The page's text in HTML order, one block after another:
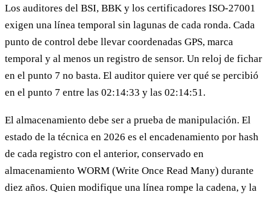
Los auditores del BSI, BBK y los certificadores ISO-27001
exigen una línea temporal sin lagunas de cada ronda. Cada
punto de control debe llevar coordenadas GPS, marca
temporal y al menos un registro de sensor. Un reloj de fichar
en el punto 7 no basta. El auditor quiere ver qué se percibió
en el punto 7 entre las 02:14:33 y las 02:14:51.
El almacenamiento debe ser a prueba de manipulación. El
estado de la técnica en 2026 es el encadenamiento por hash
de cada registro con el anterior, conservado en
almacenamiento WORM (Write Once Read Many) durante
diez años. Quien modifique una línea rompe la cadena, y la